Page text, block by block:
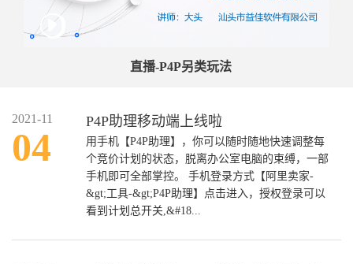
直播-P4P另类玩法
2021-11
04
P4P助理移动端上线啦
用手机【P4P助理】，你可以随时随地快速调整每
个竞价计划的状态，脱离办公室电脑的束缚，一部
手机即可全部掌控。 手机登录方式【阿里卖家-
&gt;工具-&gt;P4P助理】点击进入，授权登录可以
看到计划总开关,&#18...